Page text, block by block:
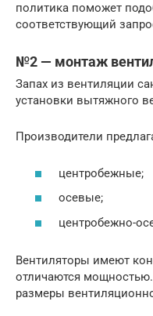
политика поможет
соответствующий
№2 — монтаж
Запах из вентиляции
установки вытяжного
Производители
центробежные;
осевые;
центробежно-
Вентиляторы имеют
отличаются
размеры